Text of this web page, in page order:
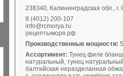
238340, Калининградская обл.,
8 (4012) 200-107
info@rcmorya.ru
рецептыморя.рф
Производственные мощности:
Ассортимент: Тунец филе
натуральный, тунец
балтийская неразделанная